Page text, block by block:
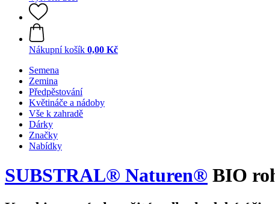
Nákupní košík 0,00 Kč
Semena
Zemina
Předpěstování
Květináče a nádoby
Vše k zahradě
Dárky
Značky
Nabídky
SUBSTRAL® Naturen® BIO